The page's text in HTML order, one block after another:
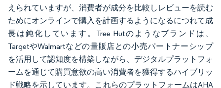
えられていますが、消費者が成分を比較しレビューを読む
ためにオンラインで購入を計画するようになるにつれて成
長は鈍化しています。Tree Hutのようなブランドは、
TargetやWalmartなどの量販店との小売パートナーシップ
を活用して認知度を構築しながら、デジタルプラットフォ
ームを通じて購買意欲の高い消費者を獲得するハイブリッ
ド戦略を示しています。これらのプラットフォームはAHA